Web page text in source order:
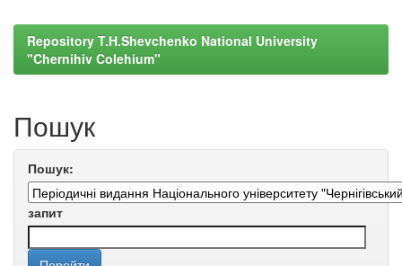
Repository T.H.Shevchenko National University
"Chernihiv Colehium"
Пошук
Пошук:
запит